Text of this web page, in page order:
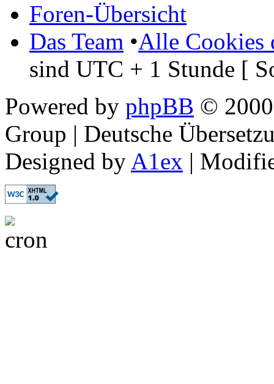
Foren-Übersicht
Das Team •Alle Cookies
sind UTC + 1 Stunde [
Powered by phpBB ©
Group | Deutsche
Designed by A1ex |